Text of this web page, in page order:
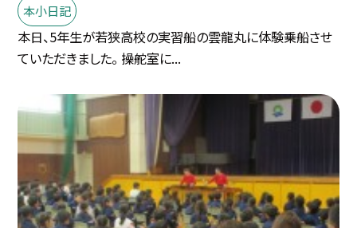
本小日記
本日、5年生が若狭高校の実習船の雲龍丸に体験乗船させ
ていただきました。 操舵室に...